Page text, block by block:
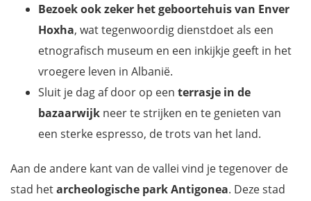
Bezoek ook zeker hetgeboortehuis van Enver
Hoxha, wat tegenwoordig dienstdoet als een
etnografisch museum en een inkijkje geeft in het
vroegere leven in Albanië.
Sluit je dag af door op een terrasje in de
bazaarwijk neer te strijken en te genieten van
een sterke espresso, de trots van het land.
Aan de andere kant van de vallei vind je tegenover de
stad hetarcheologische park Antigonea. Deze stad